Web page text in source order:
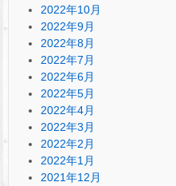
2022年10月
2022年9月
2022年8月
2022年7月
2022年6月
2022年5月
2022年4月
2022年3月
2022年2月
2022年1月
2021年12月